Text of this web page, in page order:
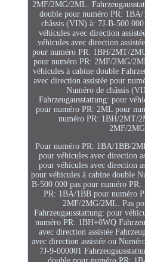
2MF/2MG/2ML.
double pour numéro PR:
châssis (VIN) à: 7J-B-500
véhicules avec direction
véhicules avec direction
pour numéro PR: 1BH/2MT/
pour numéro PR: 2MF/2MG/
véhicules à cabine double
avec direction assistée pour
Numéro de châssis
Fahrzeugausstattung: pour
pour numéro PR: 2ML pour
numéro PR: 1BH/2MT/
2MF/
Pour numéro PR: 1BA/1BB/
pour véhicules avec direction
pour véhicules avec direction
pour véhicules à cabine double
B-500 000 pas pour numéro
PR: 1BA/1BB pour numéro
2MF/2MG/2ML. Pas
Fahrzeugausstattung: pour
numéro PR: 1BH+0WQ
avec direction assistée
avec direction assistée ou
7J-9-000001